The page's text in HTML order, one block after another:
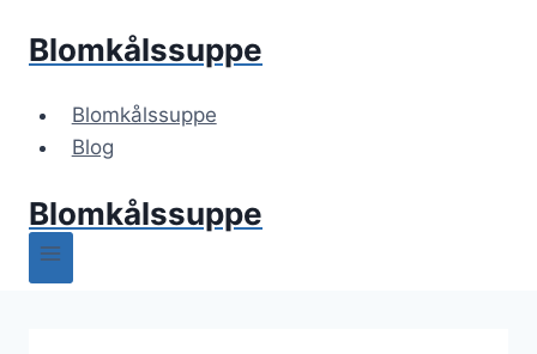
Blomkålssuppe
Blomkålssuppe
Blog
Blomkålssuppe